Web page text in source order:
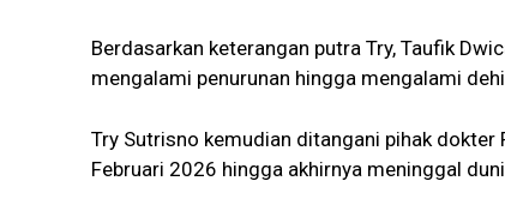
Berdasarkan keterangan putra Try, Taufik
mengalami penurunan hingga mengalami
Try Sutrisno kemudian ditangani pihak dokter
Februari 2026 hingga akhirnya meninggal